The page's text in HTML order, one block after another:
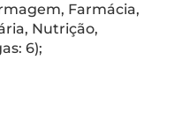
Farmácia,
Nutrição,
6);